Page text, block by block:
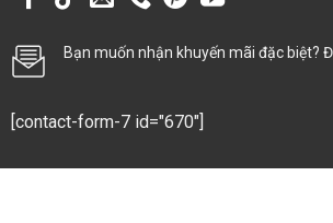
Bạn muốn nhận khuyến mãi đặc biệt?
[contact-form-7 id="670"]